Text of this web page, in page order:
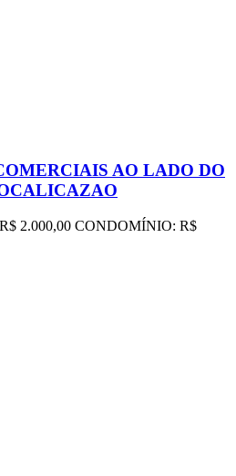
AO LADO DO
2.000,00 CONDOMÍNIO: R$